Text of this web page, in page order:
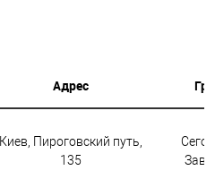
Адрес
Киев, Пироговский путь,
135